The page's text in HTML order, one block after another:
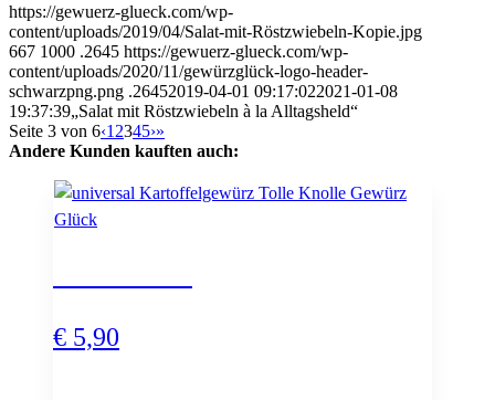
https://gewuerz-glueck.com/wp-
content/uploads/2019/04/Salat-mit-Röstzwiebeln-Kopie.jpg
667 1000 .2645 https://gewuerz-glueck.com/wp-
content/uploads/2020/11/gewürzglück-logo-header-
schwarzpng.png .26452019-04-01 09:17:022021-01-08
19:37:39„Salat mit Röstzwiebeln à la Alltagsheld“
Seite 3 von 6‹1 2345›»
Andere Kunden kauften auch:
€ 5,90